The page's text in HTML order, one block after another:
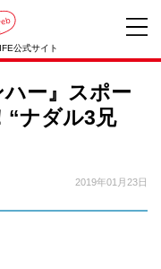
公式サイト
ー』スポー
“ナダル3兄
2019年01月23日